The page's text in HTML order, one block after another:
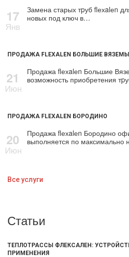
17
Янв
Замена старых тpуб flехalеn
новых под ключ в…
ПРОДАЖА FLEXALEN БОЛЬШИЕ ВЯЗЕМЫ
21
Июн
Продажа flехalеn Большие
возможность приобретения
ПРОДАЖА FLEXALEN БОРОДИНО
20
Июн
Продажа flехalеn Бородино
выполняется по максимально
Все услуги
Статьи
ТЕПЛОТРАССЫ ФЛЕКСАЛЕН:
ПРИМЕНЕНИЯ